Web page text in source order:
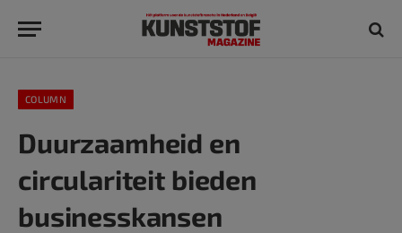
COLUMN
Duurzaamheid en
circulariteit bieden
businesskansen